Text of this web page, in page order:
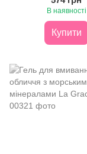
В наявності
Купити